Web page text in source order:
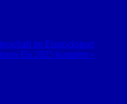
im Eisstocksport
Eis 2025 komplett »